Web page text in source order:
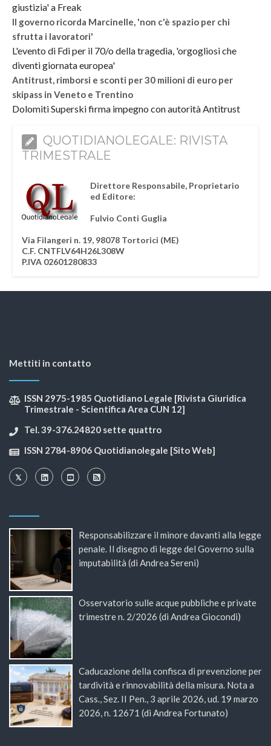
giustizia' a Freak
Il governo ricorda Marcinelle, 'non c'è spazio per chi
sfrutta i lavoratori'
L'evento di Fdi per il 70/o della tragedia, 'orgogliosi che
diventi giornata europea'
Antitrust, rimborsi e sconti per 30 milioni di euro per
skipass in Veneto e Trentino
Dolomiti Superski firma impegno con autorità Antitrust
QUOTIDIANOLEGALE: RIVISTA
TRIMESTRALE
Direttore Responsabile, Proprietario
ed Editore:
Fulvio Conti Guglia
Via Filangeri n. 19, 98078 Tortorici (ME)
C.F. CNTFLV64H26L308W
P.IVA 02601280833
Mettiti in contatto
ISSN 2975-1985 Quotidiano Legale [Rivista Giuridica
Trimestrale - Scientifica Area CUN 12]
Tel. 39-376.24820 sette quattro
ISSN 2784-8906 Quotidianolegale [Sito Web]
Responsabilizzare il minore davanti alla legge
penale. Il disegno di legge del Governo sulla
imputabilità (di Andrea Sereni)
Osservatorio sulle acque pubbliche e private
trimestre n. 2/2026 (di Andrea Giocondi)
Caducazione della confisca di prevenzione per
tardività e rinnovabilità della misura. Nota a
Cass., Sez. II Pen., 3 aprile 2026, ud. 19 marzo
2026, n. 12671 (di Andrea Fortunato)